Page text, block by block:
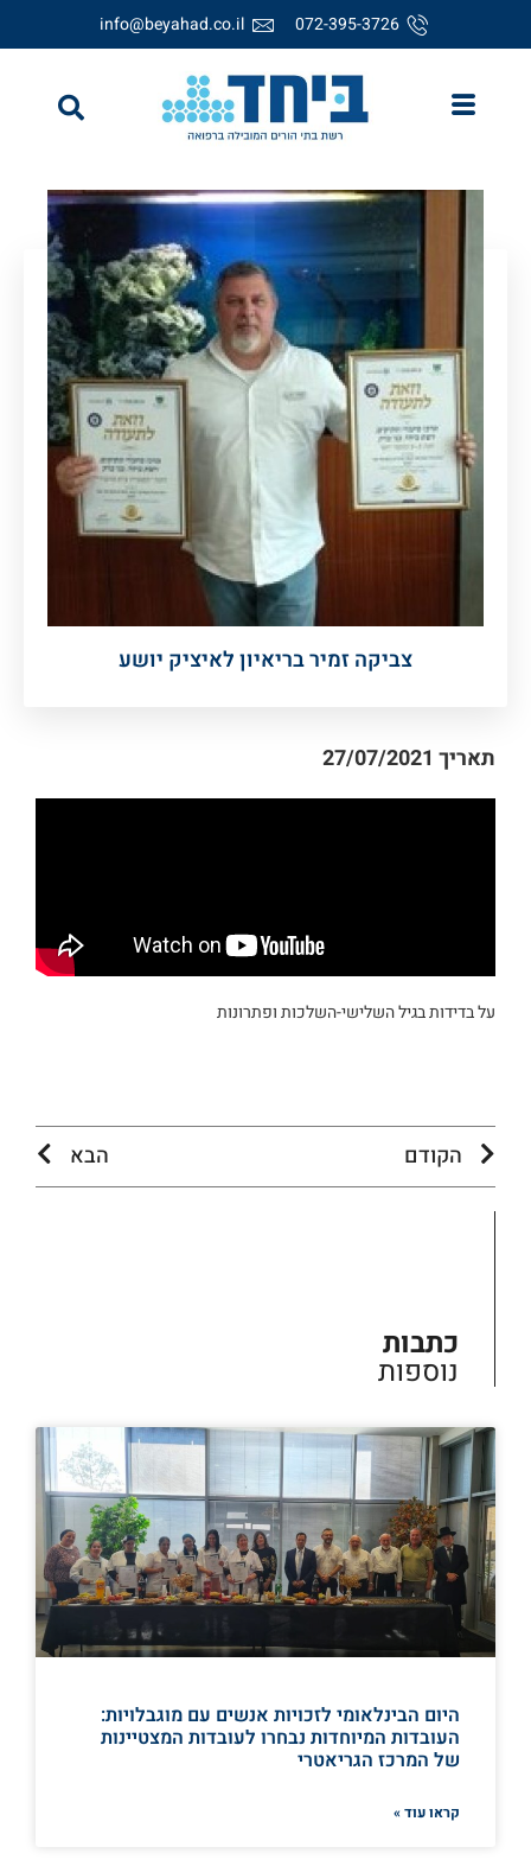
072-395-3726
info@beyahad.co.il
צביקה זמיר בריאיון לאיציק יושע
תאריך 27/07/2021
על בדידות בגיל השלישי-השלכות ופתרונות
הקודם הבא
כתבות
נוספות
היום הבינלאומי לזכויות אנשים עם מוגבלויות:
העובדות המיוחדות נבחרו לעובדות המצטיינות
של המרכז הגריאטרי
קראו עוד »